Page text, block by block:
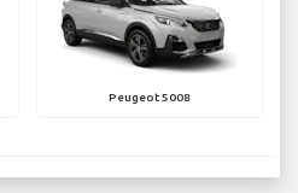
Peugeot 5008